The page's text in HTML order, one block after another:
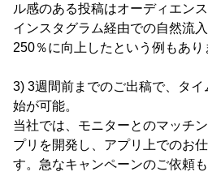
ル感のある投稿はオーディエン
インスタグラム経由での自然流
250％に向上したという例もあり
3) 3週間前までのご出稿で、タ
始が可能。
当社では、モニターとのマッチ
プリを開発し、アプリ上でのお
す。急なキャンペーンのご依頼